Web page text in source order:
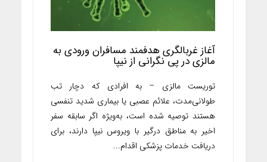
آغاز غربالگری هدفمند مسافران ورودی به
مالزی در پی نگرانی از نیپا
توریست مالزی – به افرادی که دچار تب
طولانی‌مدت، علائم عصبی یا بیماری شدید تنفسی
هستند توصیه شده است، به‌ویژه اگر سابقه سفر
اخیر به مناطق درگیر با ویروس نیپا دارند، برای
دریافت خدمات پزشکی اقدام...